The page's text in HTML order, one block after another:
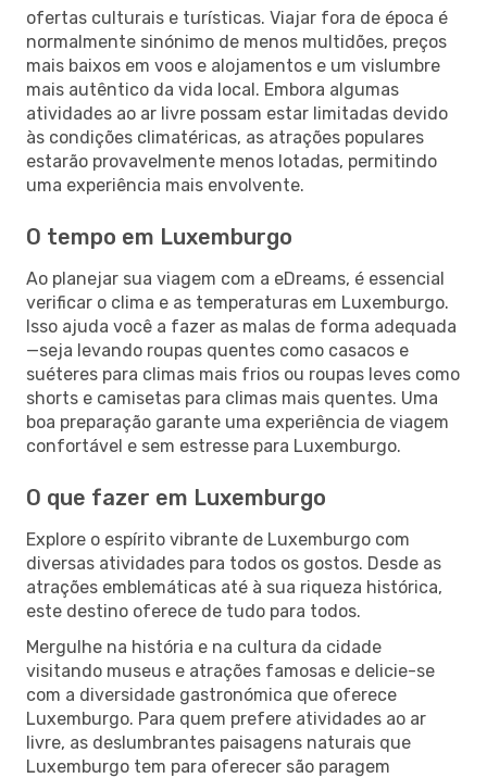
ofertas culturais e turísticas. Viajar fora de época é
normalmente sinónimo de menos multidões, preços
mais baixos em voos e alojamentos e um vislumbre
mais autêntico da vida local. Embora algumas
atividades ao ar livre possam estar limitadas devido
às condições climatéricas, as atrações populares
estarão provavelmente menos lotadas, permitindo
uma experiência mais envolvente.
O tempo em Luxemburgo
Ao planejar sua viagem com a eDreams, é essencial
verificar o clima e as temperaturas em Luxemburgo.
Isso ajuda você a fazer as malas de forma adequada
—seja levando roupas quentes como casacos e
suéteres para climas mais frios ou roupas leves como
shorts e camisetas para climas mais quentes. Uma
boa preparação garante uma experiência de viagem
confortável e sem estresse para Luxemburgo.
O que fazer em Luxemburgo
Explore o espírito vibrante de Luxemburgo com
diversas atividades para todos os gostos. Desde as
atrações emblemáticas até à sua riqueza histórica,
este destino oferece de tudo para todos.
Mergulhe na história e na cultura da cidade
visitando museus e atrações famosas e delicie-se
com a diversidade gastronómica que oferece
Luxemburgo. Para quem prefere atividades ao ar
livre, as deslumbrantes paisagens naturais que
Luxemburgo tem para oferecer são paragem